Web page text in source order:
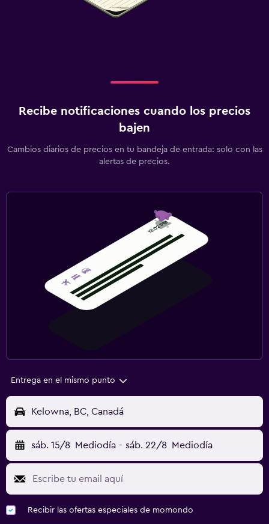
Recibe notificaciones cuando los precios
bajen
Cambios diarios de precios en tu bandeja de entrada: solo con las
alertas de precios.
Entrega en el mismo punto
Kelowna, BC, Canadá
sáb. 15/8 Mediodía - sáb. 22/8 Mediodía
Recibir las ofertas especiales de momondo